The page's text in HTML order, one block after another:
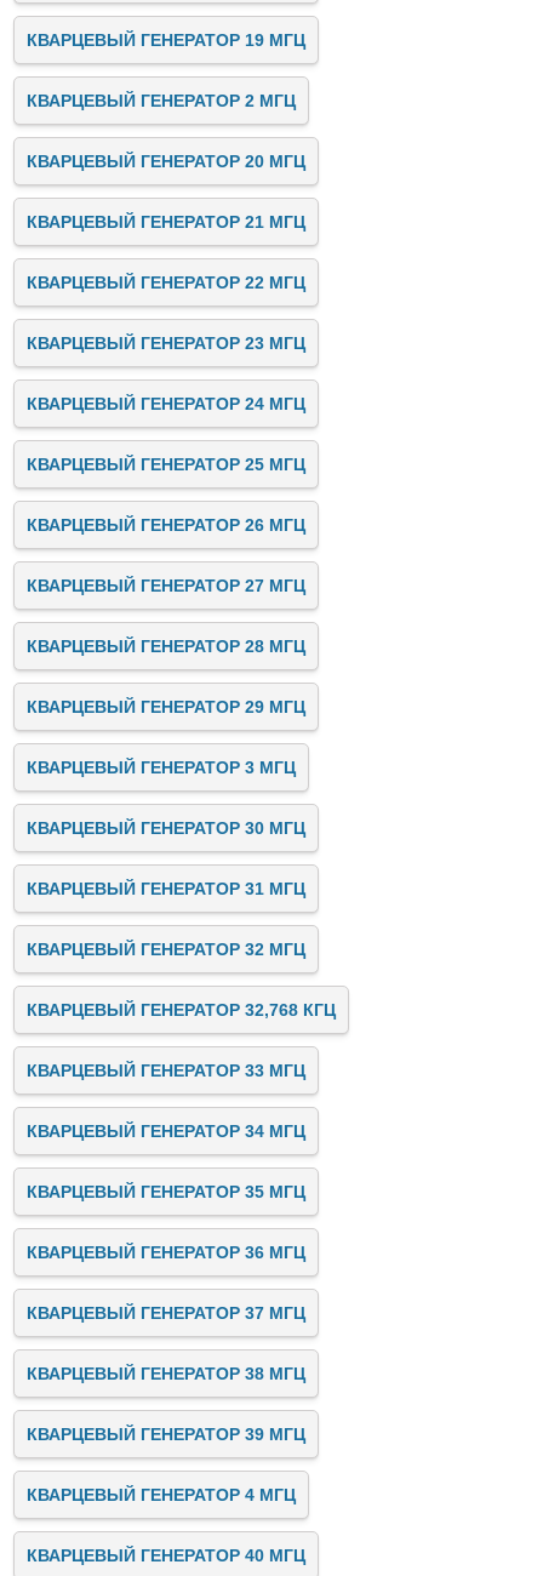
КВАРЦЕВЫЙ ГЕНЕРАТОР 19 МГЦ
КВАРЦЕВЫЙ ГЕНЕРАТОР 2 МГЦ
КВАРЦЕВЫЙ ГЕНЕРАТОР 20 МГЦ
КВАРЦЕВЫЙ ГЕНЕРАТОР 21 МГЦ
КВАРЦЕВЫЙ ГЕНЕРАТОР 22 МГЦ
КВАРЦЕВЫЙ ГЕНЕРАТОР 23 МГЦ
КВАРЦЕВЫЙ ГЕНЕРАТОР 24 МГЦ
КВАРЦЕВЫЙ ГЕНЕРАТОР 25 МГЦ
КВАРЦЕВЫЙ ГЕНЕРАТОР 26 МГЦ
КВАРЦЕВЫЙ ГЕНЕРАТОР 27 МГЦ
КВАРЦЕВЫЙ ГЕНЕРАТОР 28 МГЦ
КВАРЦЕВЫЙ ГЕНЕРАТОР 29 МГЦ
КВАРЦЕВЫЙ ГЕНЕРАТОР 3 МГЦ
КВАРЦЕВЫЙ ГЕНЕРАТОР 30 МГЦ
КВАРЦЕВЫЙ ГЕНЕРАТОР 31 МГЦ
КВАРЦЕВЫЙ ГЕНЕРАТОР 32 МГЦ
КВАРЦЕВЫЙ ГЕНЕРАТОР 32,768 КГЦ
КВАРЦЕВЫЙ ГЕНЕРАТОР 33 МГЦ
КВАРЦЕВЫЙ ГЕНЕРАТОР 34 МГЦ
КВАРЦЕВЫЙ ГЕНЕРАТОР 35 МГЦ
КВАРЦЕВЫЙ ГЕНЕРАТОР 36 МГЦ
КВАРЦЕВЫЙ ГЕНЕРАТОР 37 МГЦ
КВАРЦЕВЫЙ ГЕНЕРАТОР 38 МГЦ
КВАРЦЕВЫЙ ГЕНЕРАТОР 39 МГЦ
КВАРЦЕВЫЙ ГЕНЕРАТОР 4 МГЦ
КВАРЦЕВЫЙ ГЕНЕРАТОР 40 МГЦ